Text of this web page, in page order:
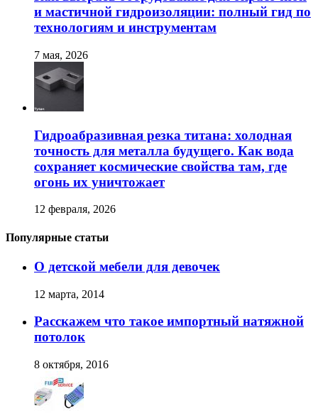
и мастичной гидроизоляции: полный гид по
технологиям и инструментам
7 мая, 2026
Гидроабразивная резка титана: холодная
точность для металла будущего. Как вода
сохраняет космические свойства там, где
огонь их уничтожает
12 февраля, 2026
Популярные статьи
О детской мебели для девочек
12 марта, 2014
Расскажем что такое импортный натяжной
потолок
8 октября, 2016